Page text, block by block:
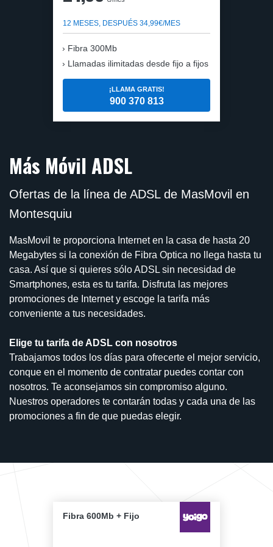
12 MESES, DESPUÉS 34,99€/MES
Fibra 300Mb
Llamadas ilimitadas desde fijo a fijos
¡LLAMA GRATIS!
900 370 813
Más Móvil ADSL
Ofertas de la línea de ADSL de MasMovil en
Montesquiu
MasMovil te proporciona Internet en la casa de hasta 20
Megabytes si la conexión de Fibra Optica no llega hasta tu
casa. Así que si quieres sólo ADSL sin necesidad de
Smartphones, esta es tu tarifa. Disfruta las mejores
promociones de Internet y escoge la tarifa más
conveniente a tus necesidades.
Elige tu tarifa de ADSL con nosotros
Trabajamos todos los días para ofrecerte el mejor servicio,
conque en el momento de contratar puedes contar con
nosotros. Te aconsejamos sin compromiso alguno.
Nuestros operadores te contarán todas y cada una de las
promociones a fin de que puedas elegir.
Fibra 600Mb + Fijo